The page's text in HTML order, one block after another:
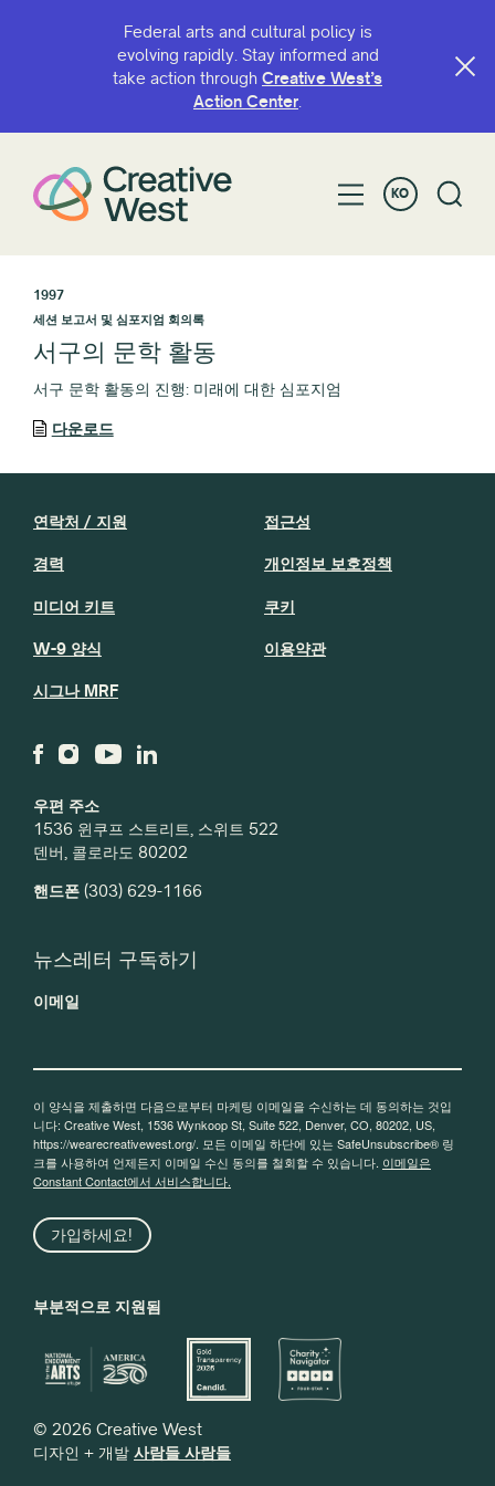
Federal arts and cultural policy is
evolving rapidly. Stay informed and
take action through Creative West’s
Action Center.
KO
1997
세션 보고서 및 심포지엄 회의록
서구의 문학 활동
서구 문학 활동의 진행: 미래에 대한 심포지엄
다운로드
우편 주소
1536 윈쿠프 스트리트, 스위트 522
덴버, 콜로라도 80202
핸드폰 (303) 629-1166
연락처 / 지원
경력
미디어 키트
W-9 양식
시그나 MRF
접근성
개인정보 보호정책
쿠키
이용약관
뉴스레터 구독하기
이메일
이 양식을 제출하면 다음으로부터 마케팅 이메일을 수신하는 데 동의하는 것입
니다: Creative West, 1536 Wynkoop St, Suite 522, Denver, CO, 80202, US,
https://wearecreativewest.org/. 모든 이메일 하단에 있는 SafeUnsubscribe® 링
크를 사용하여 언제든지 이메일 수신 동의를 철회할 수 있습니다. 이메일은
Constant Contact에서 서비스합니다.
가입하세요!
부분적으로 지원됨
© 2026 Creative West
디자인 + 개발 사람들 사람들